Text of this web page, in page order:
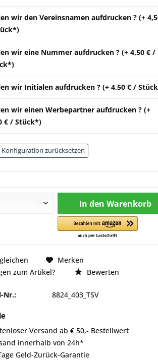
wir den Vereinsnamen aufdrucken ? (+
wir eine Nummer aufdrucken ? (+ 4,50 € /
wir Initialen aufdrucken ? (+ 4,50 € /
wir einen Werbepartner aufdrucken ? (+
€ / Stück*)
Konfiguration zurücksetzen
In den Warenkorb
Merken
zum Artikel?
Bewerten
Nr.: 8824_403_TSV
Versand ab € 50,- Bestellwert
innerhalb von 24h*
Geld-Zurück-Garantie